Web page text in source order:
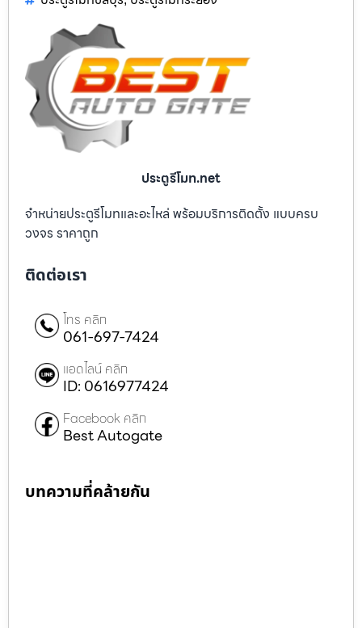
ประตูรีโมท.net
จำหน่ายประตูรีโมทและอะไหล่ พร้อมบริการติดตั้ง แบบครบ
วงจร ราคาถูก
ติดต่อเรา
โทร คลิก
061-697-7424
แอดไลน์ คลิก
ID: 0616977424
Facebook คลิก
Best Autogate
บทความที่คล้ายกัน